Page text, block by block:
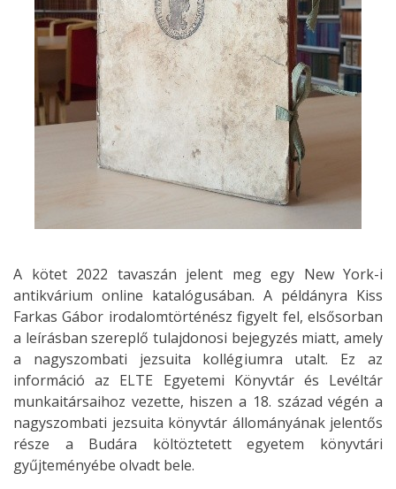
A kötet 2022 tavaszán jelent meg egy New York-i
antikvárium online katalógusában. A példányra Kiss
Farkas Gábor irodalomtörténész figyelt fel, elsősorban
a leírásban szereplő tulajdonosi bejegyzés miatt, amely
a nagyszombati jezsuita kollégiumra utalt. Ez az
információ az ELTE Egyetemi Könyvtár és Levéltár
munkaitársaihoz vezette, hiszen a 18. század végén a
nagyszombati jezsuita könyvtár állományának jelentős
része a Budára költöztetett egyetem könyvtári
gyűjteményébe olvadt bele.